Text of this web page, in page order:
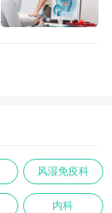
风湿免疫科
内科